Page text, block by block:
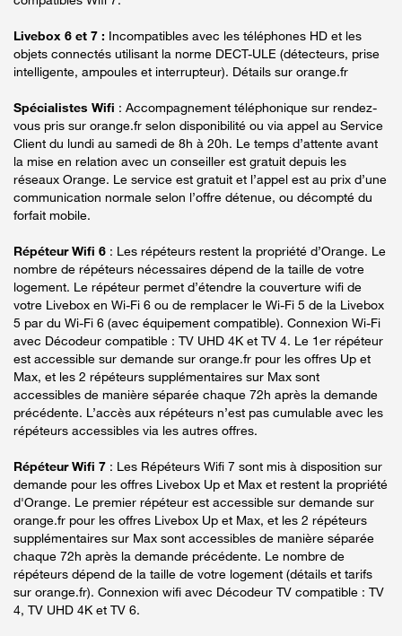
Livebox 6 et 7 : Incompatibles avec les téléphones HD et les
objets connectés utilisant la norme DECT-ULE (détecteurs, prise
intelligente, ampoules et interrupteur). Détails sur orange.fr
Spécialistes Wifi : Accompagnement téléphonique sur rendez-
vous pris sur orange.fr selon disponibilité ou via appel au Service
Client du lundi au samedi de 8h à 20h. Le temps d’attente avant
la mise en relation avec un conseiller est gratuit depuis les
réseaux Orange. Le service est gratuit et l’appel est au prix d’une
communication normale selon l’offre détenue, ou décompté du
forfait mobile.
Répéteur Wifi 6 : Les répéteurs restent la propriété d’Orange. Le
nombre de répéteurs nécessaires dépend de la taille de votre
logement. Le répéteur permet d’étendre la couverture wifi de
votre Livebox en Wi-Fi 6 ou de remplacer le Wi-Fi 5 de la Livebox
5 par du Wi-Fi 6 (avec équipement compatible). Connexion Wi-Fi
avec Décodeur compatible : TV UHD 4K et TV 4. Le 1er répéteur
est accessible sur demande sur orange.fr pour les offres Up et
Max, et les 2 répéteurs supplémentaires sur Max sont
accessibles de manière séparée chaque 72h après la demande
précédente. L’accès aux répéteurs n’est pas cumulable avec les
répéteurs accessibles via les autres offres.
Répéteur Wifi 7 : Les Répéteurs Wifi 7 sont mis à disposition sur
demande pour les offres Livebox Up et Max et restent la propriété
d'Orange. Le premier répéteur est accessible sur demande sur
orange.fr pour les offres Livebox Up et Max, et les 2 répéteurs
supplémentaires sur Max sont accessibles de manière séparée
chaque 72h après la demande précédente. Le nombre de
répéteurs dépend de la taille de votre logement (détails et tarifs
sur orange.fr). Connexion wifi avec Décodeur TV compatible : TV
4, TV UHD 4K et TV 6.